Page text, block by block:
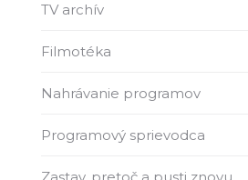
TV archív
Filmotéka
Nahrávanie programov
Programový sprievodca
Zastav, pretoč a pusti znovu